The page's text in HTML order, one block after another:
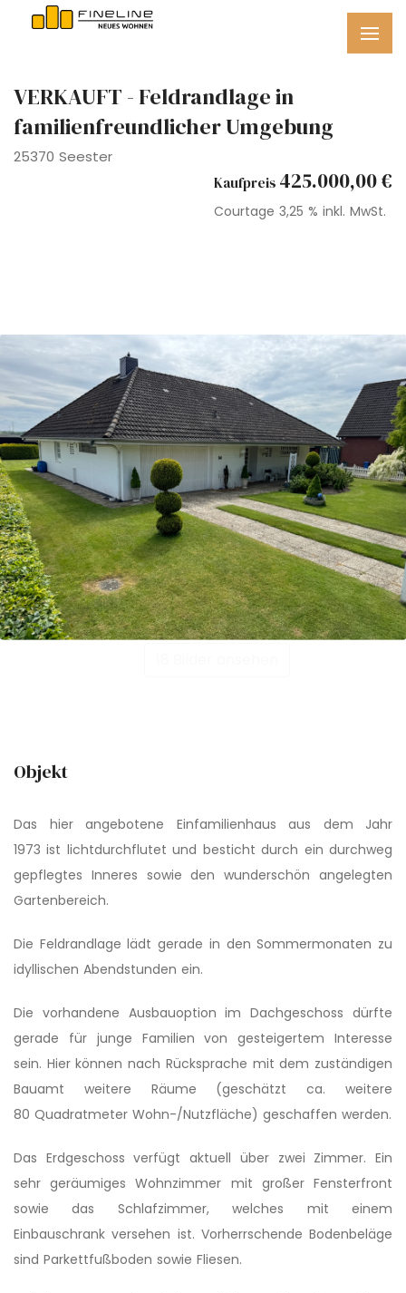
VERKAUFT - Feldrandlage in
familienfreundlicher Umgebung
25370 Seester
Kaufpreis 425.000,00 €
Courtage 3,25 % inkl. MwSt.
Objekt
Das hier angebotene Einfamilienhaus aus dem Jahr
1973 ist lichtdurchflutet und besticht durch ein durchweg
gepflegtes Inneres sowie den wunderschön angelegten
Gartenbereich.
Die Feldrandlage lädt gerade in den Sommermonaten zu
idyllischen Abendstunden ein.
Die vorhandene Ausbauoption im Dachgeschoss dürfte
gerade für junge Familien von gesteigertem Interesse
sein. Hier können nach Rücksprache mit dem zuständigen
Bauamt weitere Räume (geschätzt ca. weitere
80 Quadratmeter Wohn-/Nutzfläche) geschaffen werden.
Das Erdgeschoss verfügt aktuell über zwei Zimmer. Ein
sehr geräumiges Wohnzimmer mit großer Fensterfront
sowie das Schlafzimmer, welches mit einem
Einbauschrank versehen ist. Vorherrschende Bodenbeläge
sind Parkettfußboden sowie Fliesen.